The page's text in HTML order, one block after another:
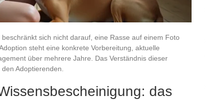
sich nicht darauf, eine Rasse auf einem Foto
steht eine konkrete Vorbereitung, aktuelle
über mehrere Jahre. Das Verständnis dieser
Adoptierenden.
das